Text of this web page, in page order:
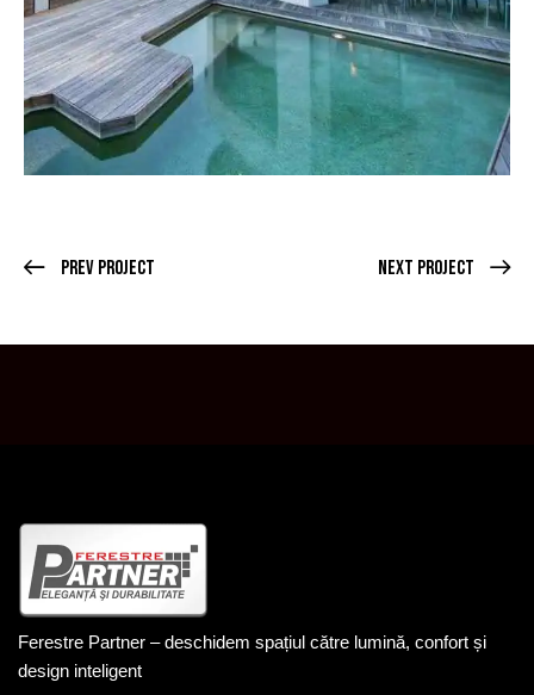
Prev Project Next Project
Ferestre Partner – deschidem spațiul către lumină, confort și
design inteligent